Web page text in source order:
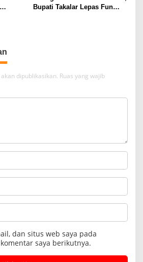
Bupati Takalar Lepas Fun
dipublikasikan. Ruas yang wajib
dan situs web saya pada
saya berikutnya.